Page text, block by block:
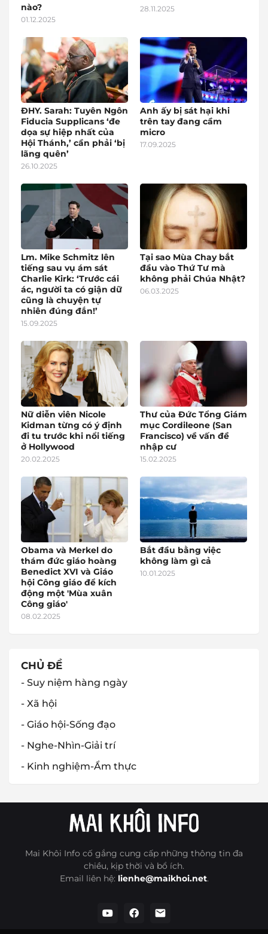
nào?
01.12.2025
28.11.2025
ĐHY. Sarah: Tuyên Ngôn
Fiducia Supplicans ‘đe
dọa sự hiệp nhất của
Hội Thánh,’ cần phải ‘bị
lãng quên’
26.10.2025
Anh ấy bị sát hại khi
trên tay đang cầm
micro
17.09.2025
Lm. Mike Schmitz lên
tiếng sau vụ ám sát
Charlie Kirk: ‘Trước cái
ác, người ta có giận dữ
cũng là chuyện tự
nhiên đúng đắn!’
15.09.2025
Tại sao Mùa Chay bắt
đầu vào Thứ Tư mà
không phải Chúa Nhật?
06.03.2025
Nữ diễn viên Nicole
Kidman từng có ý định
đi tu trước khi nổi tiếng
ở Hollywood
20.02.2025
Thư của Đức Tổng Giám
mục Cordileone (San
Francisco) về vấn đề
nhập cư
15.02.2025
Obama và Merkel do
thám đức giáo hoàng
Benedict XVI và Giáo
hội Công giáo để kích
động một 'Mùa xuân
Công giáo'
08.02.2025
Bắt đầu bằng việc
không làm gì cả
10.01.2025
CHỦ ĐỀ
- Suy niệm hàng ngày
- Xã hội
- Giáo hội-Sống đạo
- Nghe-Nhìn-Giải trí
- Kinh nghiệm-Ẩm thực
Mai Khôi Info cố gắng cung cấp những thông tin đa
chiều, kịp thời và bổ ích.
Email liên hệ: lienhe@maikhoi.net.